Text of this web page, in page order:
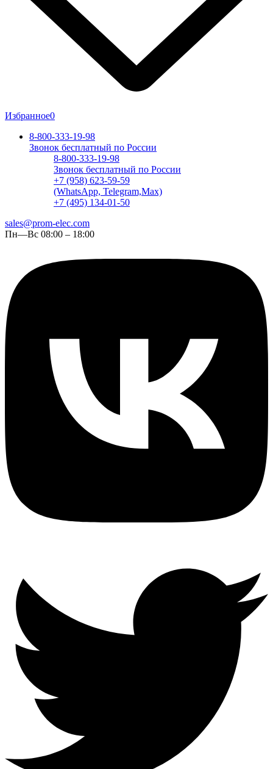
Избранное0
8-800-333-19-98
Звонок бесплатный по России
8-800-333-19-98
Звонок бесплатный по России
+7 (958) 623-59-59
(WhatsApp, Telegram,Max)
+7 (495) 134-01-50
sales@prom-elec.com
Пн—Вс 08:00 – 18:00